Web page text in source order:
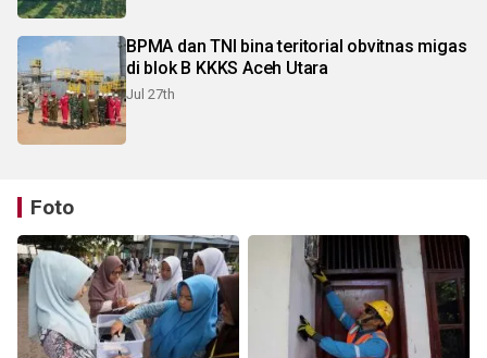
BPMA dan TNI bina teritorial obvitnas migas
di blok B KKKS Aceh Utara
Jul 27th
Foto